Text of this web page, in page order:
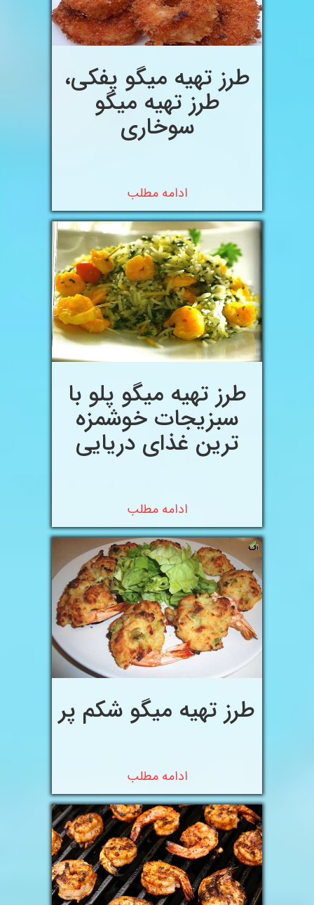
طرز تهیه میگو پفکی،
طرز تهیه میگو
سوخاری
ادامه مطلب
طرز تهیه میگو پلو با
سبزیجات خوشمزه
ترین غذای دریایی
ادامه مطلب
طرز تهیه میگو شکم پر
ادامه مطلب